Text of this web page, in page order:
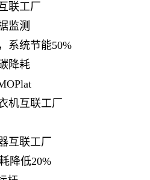
联工厂
监测
系统节能50%
降耗
机互联工厂
互联工厂
降低20%